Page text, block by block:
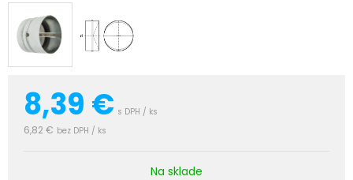
8,39 € s DPH / ks
6,82 € bez DPH / ks
Na sklade